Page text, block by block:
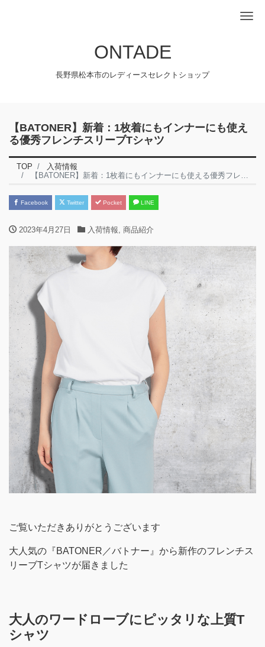
ONTADE
長野県松本市のレディースセレクトショップ
【BATONER】新着：1枚着にもインナーにも使え
る優秀フレンチスリーブTシャツ
TOP
入荷情報
【BATONER】新着：1枚着にもインナーにも使える優秀フレンチスリーブTシャツ
Facebook Twitter Pocket LINE
2023年4月27日 入荷情報, 商品紹介
ご覧いただきありがとうございます
大人気の『BATONER／バトナー』から新作のフレンチス
リーブTシャツが届きました
大人のワードローブにピッタリな上質T
シャツ